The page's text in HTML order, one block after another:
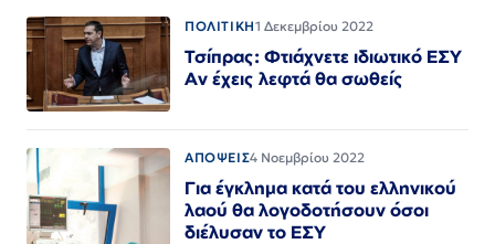
ΠΟΛΙΤΙΚΗ1 Δεκεμβρίου 2022
Τσίπρας: Φτιάχνετε ιδιωτικό ΕΣΥ
Αν έχεις λεφτά θα σωθείς
ΑΠΟΨΕΙΣ4 Νοεμβρίου 2022
Για έγκλημα κατά του ελληνικού
λαού θα λογοδοτήσουν όσοι
διέλυσαν το ΕΣΥ